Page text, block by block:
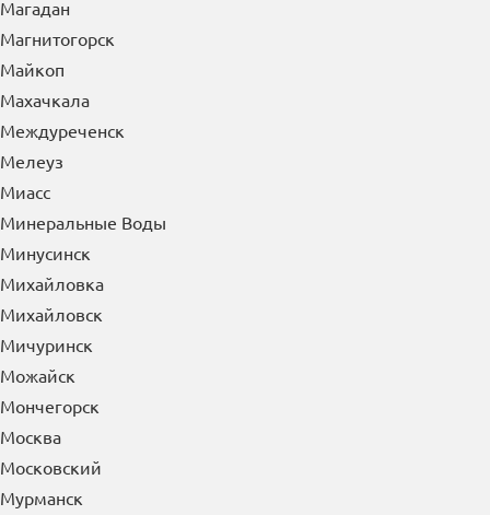
Лобня
Лосино-Петровский
Луховицы
Лысьва
Лыткарино
Люберцы
М
Магадан
Магнитогорск
Майкоп
Махачкала
Междуреченск
Мелеуз
Миасс
Минеральные Воды
Минусинск
Михайловка